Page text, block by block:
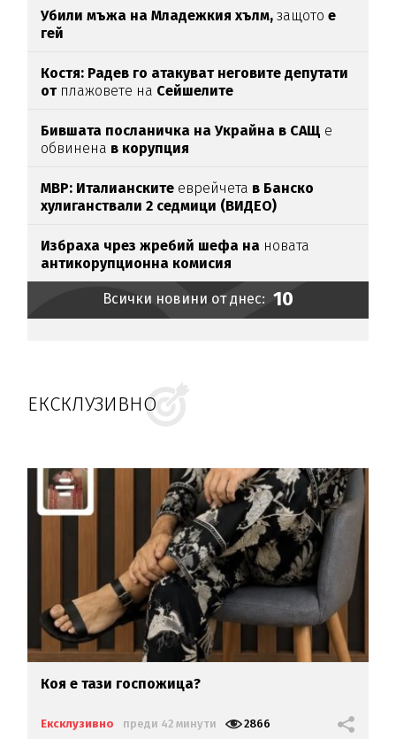
Убили мъжа на Младежкия хълм,защото е
гей
Костя: Радев го атакуват неговите депутати
отплажовете на Сейшелите
Бившата посланичка на Украйна в САЩ е
обвинена в корупция
МВР: Италианските еврейчета в Банско
хулиганствали 2 седмици (ВИДЕО)
Избраха чрез жребий шефа на новата
антикорупционна комисия
Всички новини от днес: 10
ЕКСКЛУЗИВНО
Коя е тази госпожица?
Ексклузивно преди 42 минути 2866